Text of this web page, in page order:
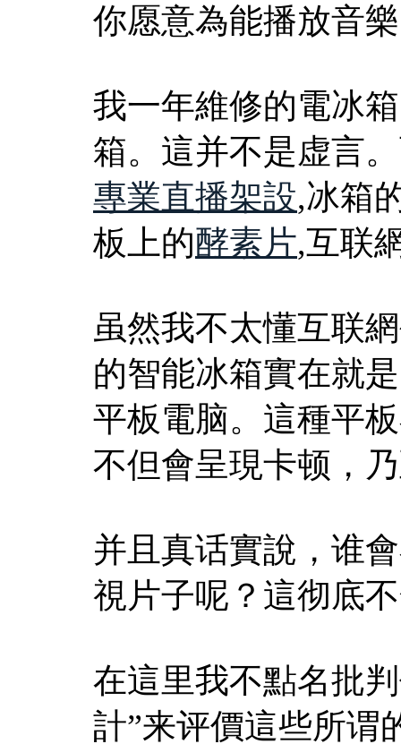
你愿意為能播放音
我一年維修的電冰
箱。這并不是虚言
專業直播架設,冰箱
板上的酵素片,互联
虽然我不太懂互联
的智能冰箱實在就
平板電脑。這種平
不但會呈現卡顿，
并且真话實說，谁
視片子呢？這彻底
在這里我不點名批
計”来评價這些所谓